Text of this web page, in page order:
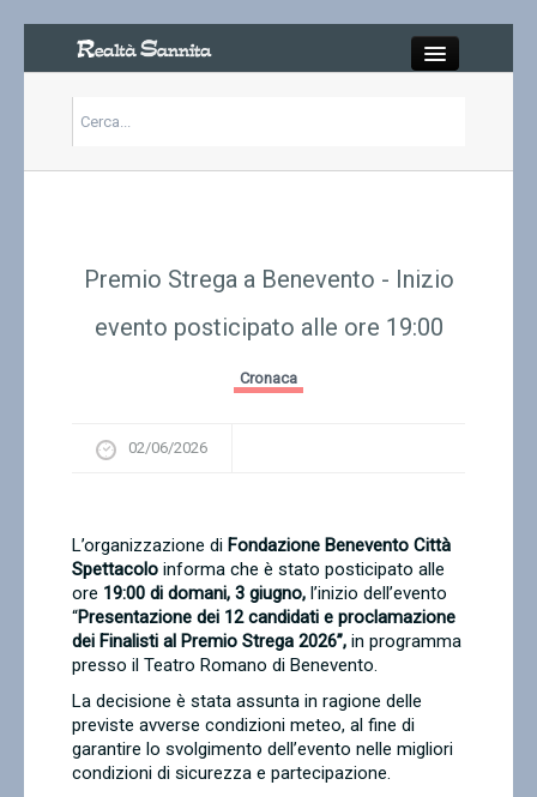
Contatti
Premio Strega a Benevento - Inizio
evento posticipato alle ore 19:00
Cronaca
02/06/2026
L’organizzazione di Fondazione Benevento Città
Spettacolo informa che è stato posticipato alle
ore 19:00 di domani, 3 giugno, l’inizio dell’evento
“Presentazione dei 12 candidati e proclamazione
dei Finalisti al Premio Strega 2026”, in programma
presso il Teatro Romano di Benevento.
La decisione è stata assunta in ragione delle
previste avverse condizioni meteo, al fine di
garantire lo svolgimento dell’evento nelle migliori
condizioni di sicurezza e partecipazione.